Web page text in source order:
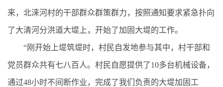
来，北涞河村的干部群众群策群力，按照通知要求紧急扑向
了大清河分洪道大堤上，开始了加固大堤的工作。
“刚开始上堤筑堤时，村民自发地参与其中，村干部和
党员群众共有七八百人。村民自愿提供了10多台机械设备，
通过48小时不间断作业，完成了我们负责的大堤加固工